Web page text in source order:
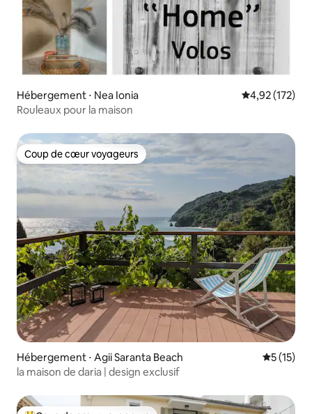
Hébergement ⋅ Nea Ionia Évaluation
4,92 (172)
Rouleaux pour la maison
Coup de cœur voyageurs
Coup de cœur voyageurs
Hébergement ⋅ Agii Saranta Beach
5 (15)
la maison de daria | design exclusif